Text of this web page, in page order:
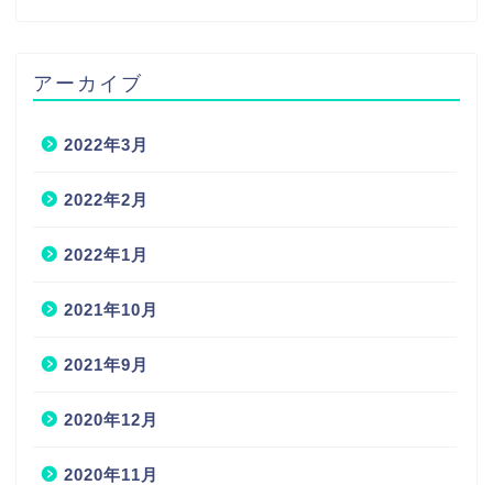
アーカイブ
2022年3月
2022年2月
2022年1月
2021年10月
2021年9月
2020年12月
2020年11月